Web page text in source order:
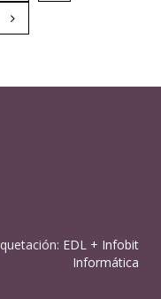
EDL + Infobit
Informática